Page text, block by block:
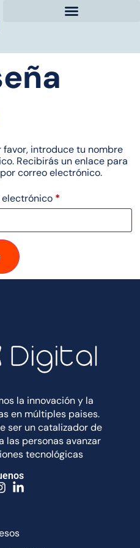
favor, introduce tu nombre
Recibirás un enlace para
correo electrónico.
electrónico *
la innovación y la
en múltiples paises.
ser un catalizador de
las personas avanzar
tecnológicas